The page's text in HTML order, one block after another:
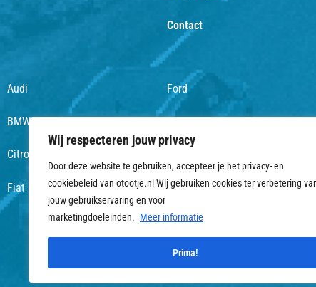
Wij respecteren jouw privacy
Door deze website te gebruiken, accepteer je het privacy- en
cookiebeleid van otootje.nl Wij gebruiken cookies ter verbetering
jouw gebruikservaring en voor
marketingdoeleinden. Meer informatie
Prima!
Contact
Audi
BMW
Citroën
Fiat
Ford
Honda
Italjet